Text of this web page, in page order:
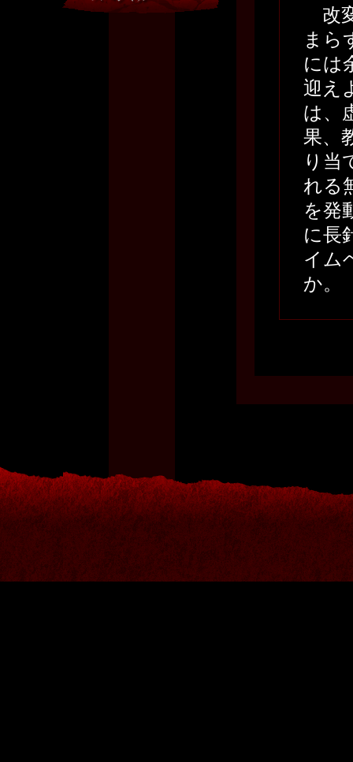
改
まら
には
迎え
は、
果、
り当
れる
を発
に長
イム
か。